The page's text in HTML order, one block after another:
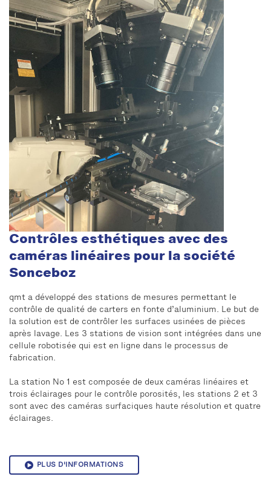
Contrôles esthétiques avec des
caméras linéaires pour la société
Sonceboz
qmt a développé des stations de mesures permettant le
contrôle de qualité de carters en fonte d’aluminium. Le but de
la solution est de contrôler les surfaces usinées de pièces
après lavage. Les 3 stations de vision sont intégrées dans une
cellule robotisée qui est en ligne dans le processus de
fabrication.
La station No 1 est composée de deux caméras linéaires et
trois éclairages pour le contrôle porosités, les stations 2 et 3
sont avec des caméras surfaciques haute résolution et quatre
éclairages.
PLUS D'INFORMATIONS